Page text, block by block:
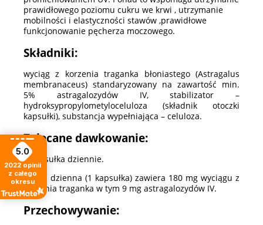
prawidłowego poziomu cukru we krwi , utrzymanie
mobilności i elastyczności stawów ,prawidłowe
funkcjonowanie pęcherza moczowego.
Składniki:
wyciąg z korzenia traganka błoniastego (Astragalus
membranaceus) standaryzowany na zawartość min.
5% astragalozydów IV, stabilizator –
hydroksypropylometyloceluloza (składnik otoczki
kapsułki), substancja wypełniająca – celuloza.
Zalecane dawkowanie:
1 kapsułka dziennie.
Porcja dzienna (1 kapsułka) zawiera 180 mg wyciągu z
korzenia traganka w tym 9 mg astragalozydów IV.
Przechowywanie:
5.0
2022 opinii
z całego
okresu